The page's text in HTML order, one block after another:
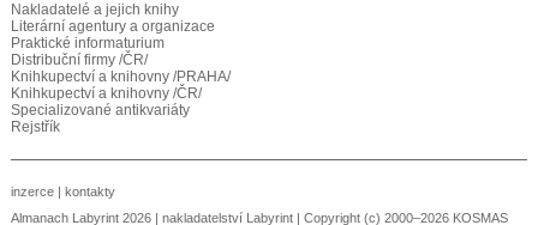
Nakladatelé a jejich knihy
Literární agentury a organizace
Praktické informaturium
Distribuční firmy /ČR/
Knihkupectví a knihovny /PRAHA/
Knihkupectví a knihovny /ČR/
Specializované antikvariáty
Rejstřík
inzerce| kontakty
Almanach Labyrint 2026 | nakladatelství Labyrint| Copyright (c) 2000–2026 KOSMAS